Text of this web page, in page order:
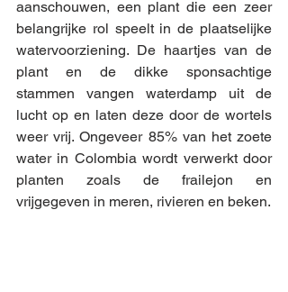
aanschouwen, een plant die een zeer
belangrijke rol speelt in de plaatselijke
watervoorziening. De haartjes van de
plant en de dikke sponsachtige
stammen vangen waterdamp uit de
lucht op en laten deze door de wortels
weer vrij. Ongeveer 85% van het zoete
water in Colombia wordt verwerkt door
planten zoals de frailejon en